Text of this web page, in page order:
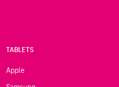
TABLETS
Apple